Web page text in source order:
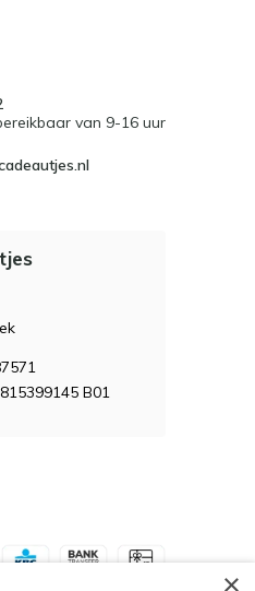
van 9-16 uur
B01